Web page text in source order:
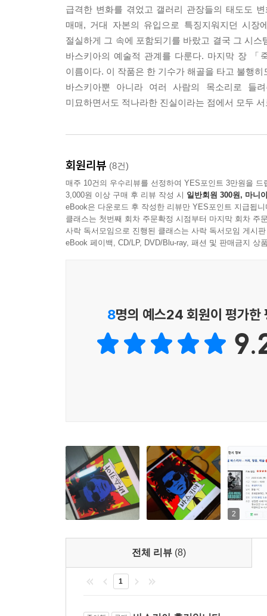
개인적으로, 난 유명한 흑인 화가가 되고 싶진 않
직접적일 것.
--- pp. 47~48
이 미술계는 어딘가 부패한 듯하다. 그리고 나는
싶은 생각이 점점 커져 간다.
--- p. 65
그와 함께 있는 것은 즐거웠다. 바로 옆에서 작업
고 있는 것 같았다. 우리는 항상 각성제에 취해 있
--- p. 93
급격한 변화를 겪었고 갤러리 관장들의 태도도
매매, 거대 자본의 유입으로 특징지워지던 시
절실하게 그 속에 포함되기를 바랐고 결국 그 시
바스키아의 예술적 관계를 다룬다. 마지막 장
이름이다. 이 작품은 한 기수가 해골을 타고 불행
바스키아뿐 아니라 여러 사람의 목소리로 들
미묘하면서도 적나라한 진실이라는 점에서 모두
회원리뷰 (8건)
매주 10건의 우수리뷰를 선정하여 YES포인트 3만원을 드
3,000원 이상 구매 후 리뷰 작성 시 일반회원 300원, 마니
eBook은 다운로드 후 작성한 리뷰만 YES포인트 지급됩니
클래스는 첫번째 회차 주문확정 시점부터 마지막 회차 주
사락 독서모임으로 진행된 클래스는 사락 독서모임 게시
eBook 페이백, CD/LP, DVD/Blu-ray, 패션 및 판매금지 상
8명의 예스24 회원이 평가한
2
전체 리뷰 (8)
1